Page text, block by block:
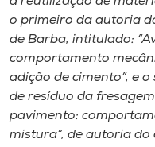
o primeiro da autoria
de Barba, intitulado:
comportamento
adição de cimento”, e
de resíduo da
pavimento:
mistura”, de autoria do